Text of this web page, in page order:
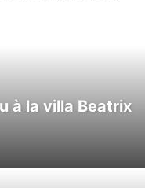
à la villa Beatrix